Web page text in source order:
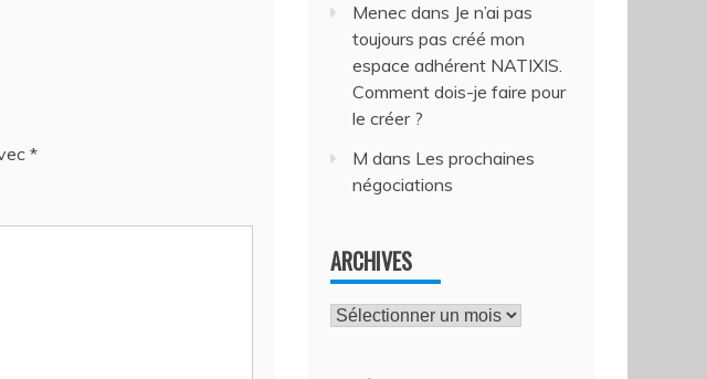
*
Menec dans Je n’ai pas
toujours pas créé mon
espace adhérent NATIXIS.
Comment dois-je faire pour
le créer ?
M dans Les prochaines
négociations
ARCHIVES
Archives